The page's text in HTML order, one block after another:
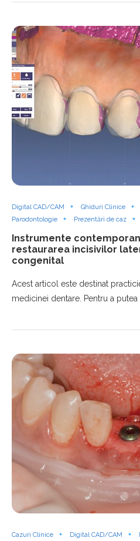
Digital CAD/CAM Ghiduri Clinice
Parodontologie
Prezentări de caz
Instrumente
restaurarea incisivilor
congenital
Acest articol este destinat
medicinei dentare. Pentru a putea
Cazuri Clinice Digital CAD/CAM